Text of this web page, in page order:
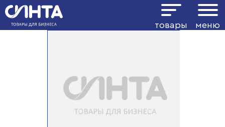
товары меню